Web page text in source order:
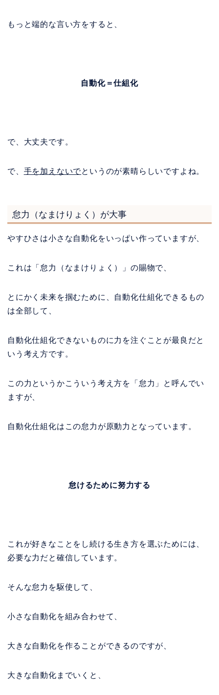
もっと端的な言い方をすると、
自動化＝仕組化
で、大丈夫です。
で、 手を加えないでというのが素晴らしいですよね。
怠力（なまけりょく）が大事
やすひさは小さな自動化をいっぱい作っていますが、
これは「怠力（なまけりょく）」の賜物で、
とにかく未来を掴むために、自動化仕組化できるもの
は全部して、
自動化仕組化できないものに力を注ぐことが最良だと
いう考え方です。
この力というかこういう考え方を「怠力」と呼んでい
ますが、
自動化仕組化はこの怠力が原動力となっています。
怠けるために努力する
これが好きなことをし続ける生き方を選ぶためには、
必要な力だと確信しています。
そんな怠力を駆使して、
小さな自動化を組み合わせて、
大きな自動化を作ることができるのですが、
大きな自動化までいくと、